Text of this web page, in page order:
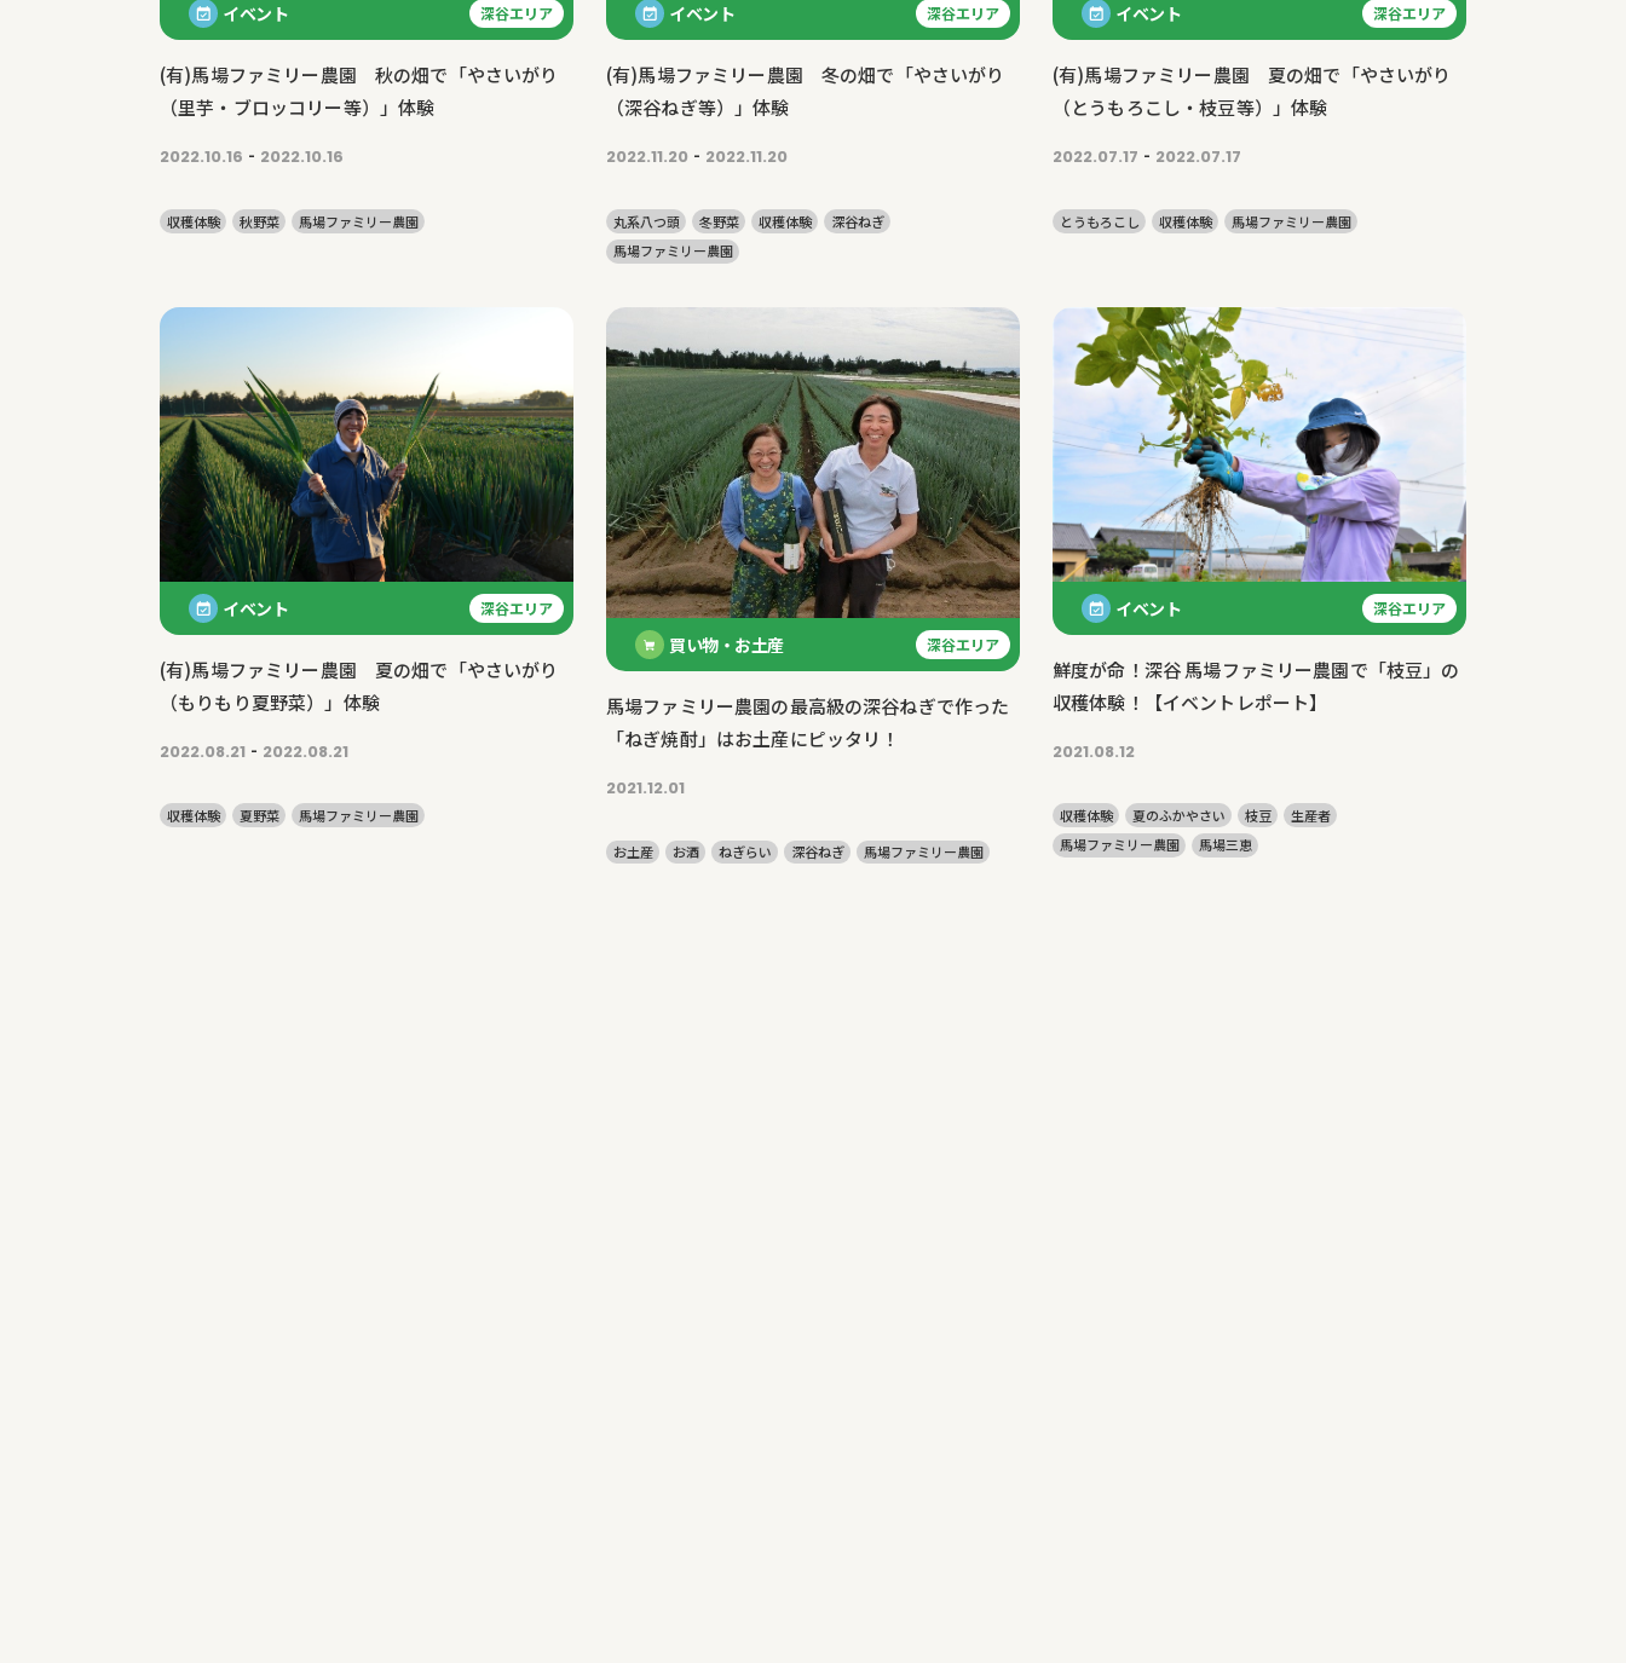
イベント 深谷エリア
(有)馬場ファミリー農園 秋の畑で「やさいがり
（里芋・ブロッコリー等）」体験
2022.10.16 - 2022.10.16
収穫体験 秋野菜 馬場ファミリー農園
イベント 深谷エリア
(有)馬場ファミリー農園 冬の畑で「やさいがり
（深谷ねぎ等）」体験
2022.11.20 - 2022.11.20
丸系八つ頭 冬野菜 収穫体験
深谷ねぎ
馬場ファミリー農園
イベント 深谷エリア
(有)馬場ファミリー農園 夏の畑で「やさいがり
（とうもろこし・枝豆等）」体験
2022.07.17 - 2022.07.17
とうもろこし 収穫体験 馬場ファミリー農園
イベント 深谷エリア
(有)馬場ファミリー農園 夏の畑で「やさいがり
（もりもり夏野菜）」体験
2022.08.21 - 2022.08.21
収穫体験 夏野菜 馬場ファミリー農園
買い物・お土産 深谷エリア
馬場ファミリー農園の最高級の深谷ねぎで作った
「ねぎ焼酎」はお土産にピッタリ！
2021.12.01
お土産 お酒 ねぎらい 深谷ねぎ 馬場ファミリー農園
イベント 深谷エリア
鮮度が命！深谷 馬場ファミリー農園で「枝豆」の
収穫体験！【イベントレポート】
2021.08.12
収穫体験 夏のふかやさい 枝豆
生産者
馬場ファミリー農園
馬場三恵